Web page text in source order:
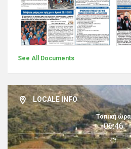
See All Documents
LOCALE INFO
Τοπική ώρα
06:46